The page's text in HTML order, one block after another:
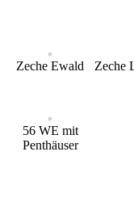
Zeche Ewald Zeche
56 WE mit
Penthäuser